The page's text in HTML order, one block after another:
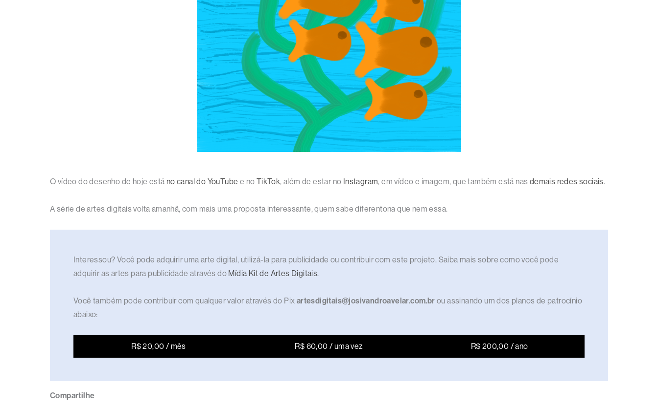
O vídeo do desenho de hoje está no canal do YouTube e no TikTok, além de estar no Instagram, em vídeo e imagem, que também está nas demais redes sociais.
A série de artes digitais volta amanhã, com mais uma proposta interessante, quem sabe diferentona que nem essa.
Interessou? Você pode adquirir uma arte digital, utilizá-la para publicidade ou contribuir com este projeto. Saiba mais sobre como você pode
adquirir as artes para publicidade através do Mídia Kit de Artes Digitais.
Você também pode contribuir com qualquer valor através do Pix artesdigitais@josivandroavelar.com.br ou assinando um dos planos de patrocínio
abaixo:
R$ 20,00 / mês R$ 60,00 / uma vez R$ 200,00 / ano
Compartilhe